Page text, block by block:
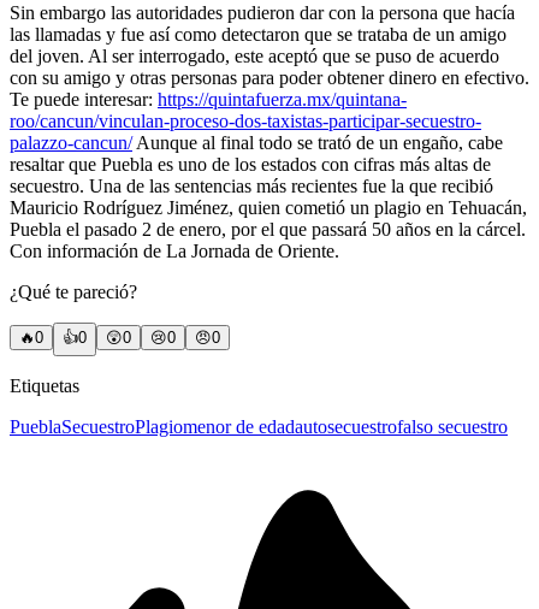
Sin embargo las autoridades pudieron dar con la persona que hacía
las llamadas y fue así como detectaron que se trataba de un amigo
del joven. Al ser interrogado, este aceptó que se puso de acuerdo
con su amigo y otras personas para poder obtener dinero en efectivo.
Te puede interesar: https://quintafuerza.mx/quintana-
roo/cancun/vinculan-proceso-dos-taxistas-participar-secuestro-
palazzo-cancun/Aunque al final todo se trató de un engaño, cabe
resaltar que Puebla es uno de los estados con cifras más altas de
secuestro. Una de las sentencias más recientes fue la que recibió
Mauricio Rodríguez Jiménez, quien cometió un plagio en Tehuacán,
Puebla el pasado 2 de enero, por el que passará 50 años en la cárcel.
Con información de La Jornada de Oriente.
¿Qué te pareció?
🔥0 👍0 😲0 😢0 😠0
Etiquetas
PueblaSecuestroPlagiomenor de edadautosecuestrofalso secuestro